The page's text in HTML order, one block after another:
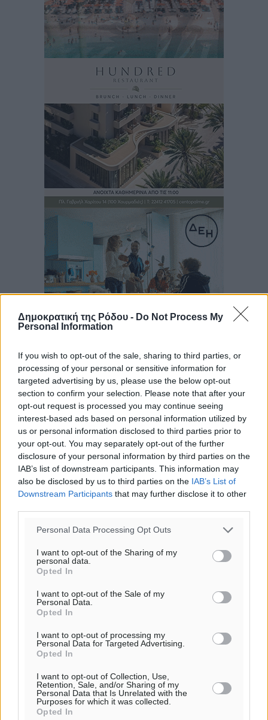
Δημοκρατική της Ρόδου - Do Not Process My
Personal Information
If you wish to opt-out of the sale, sharing to third parties, or
processing of your personal or sensitive information for
targeted advertising by us, please use the below opt-out
section to confirm your selection. Please note that after your
opt-out request is processed you may continue seeing
interest-based ads based on personal information utilized by
us or personal information disclosed to third parties prior to
your opt-out. You may separately opt-out of the further
disclosure of your personal information by third parties on the
IAB’s list of downstream participants. This information may
also be disclosed by us to third parties on the IAB’s List of
Downstream Participants that may further disclose it to other
Personal Data Processing Opt Outs
I want to opt-out of the Sharing of my
personal data.
Opted In
I want to opt-out of the Sale of my
Personal Data.
Opted In
I want to opt-out of processing my
Personal Data for Targeted Advertising.
Opted In
I want to opt-out of Collection, Use,
Retention, Sale, and/or Sharing of my
Personal Data that Is Unrelated with the
Purposes for which it was collected.
Opted In
Ροή ειδήσεων
Πλούσιο πολιτιστικό πρόγραμμα τον Αύγουστο από
τον Δήμο Ρόδου
Πολιτιστικά• πριν 1 λεπτό
Βασίλης Υψηλάντης: Ξεμπλοκάρει η έκδοση και
παραχώρηση οριστικών τίτλων κυριότητας για 224
εργατικές κατοικίες στη Ρόδο
Πανελληνίου Πρωταθλήματος Κ20 στα σωματεία
Αθλητικά• πριν 8 λεπτά
Ευρωπαϊκό Πρωτάθλημα Στίβου: Πότε αγωνίζονται η
Μαγκούλια, η Σπανουδάκη και ο Κριτούλης
Αθλητικά πριν 9 λεπτά
φουρνιά των τελευταίων ετών
Αθλητικά• πριν 12 λεπτά